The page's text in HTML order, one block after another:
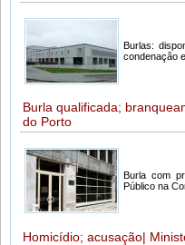
Burlas:
condenação
Burla qualificada;
do Porto
Burla com
Público na
Homicídio; acusação|